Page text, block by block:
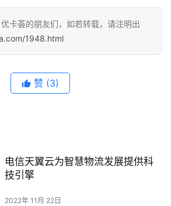
卡荟的朋友们，如若转载，请注明出
1948.html
赞 (3)
电信天翼云为智慧物流发展提供科
技引擎
2022年 11月 22日